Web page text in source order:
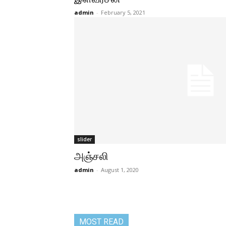
admin - February 5, 2021
slider
அஞ்சலி
admin - August 1, 2020
MOST READ